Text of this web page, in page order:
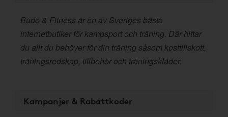
Budo & Fitness är en av Sveriges bästa
internetbutiker för kampsport och träning. Där hittar
du allt du behöver för din träning såsom kosttillskott,
träningsredskap, tillbehör och träningskläder.
Kampanjer & Rabattkoder